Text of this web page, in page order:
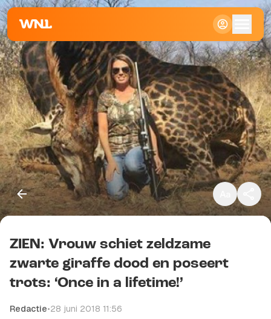
Klein
Standaard
Groot
Kopieer link
ZIEN: Vrouw schiet zeldzame
zwarte giraffe dood en poseert
trots: ‘Once in a lifetime!’
Redactie•28 juni 2018 11:56